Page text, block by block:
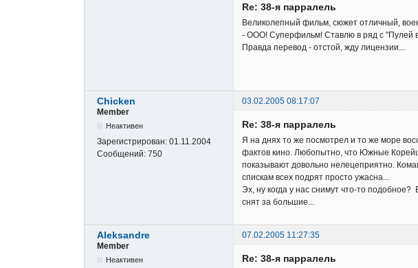
Re: 38-я парралель
Великолепный фильм, сюжет отличный,
- ООО! Суперфильм! Ставлю в ряд с "Пулей
Правда перевод - отстой, жду лицензии...
Chicken
03.02.2005 08:17:07
Member
Неактивен
Зарегистрирован: 01.11.2004
Сообщений: 750
Re: 38-я парралель
Я на днях то же посмотрел и то же море
фактов кино. Любопытно, что Южные
показывают довольно нелецеприятно.
спискам всех подрят просто ужасна...
Эх, ну когда у нас снимут что-то
снят за большие...
Aleksandre
07.02.2005 11:27:35
Member
Неактивен Re: 38-я парралель